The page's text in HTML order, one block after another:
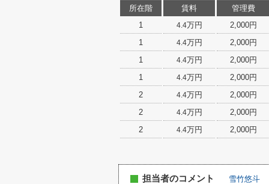
所在階 賃料
管理費
1
4.4万円
2,000円
1
4.4万円
2,000円
1
4.4万円
2,000円
1
4.4万円
2,000円
2
4.4万円
2,000円
2
4.4万円
2,000円
2
4.4万円 2,000円
担当者のコメント 雪竹悠斗